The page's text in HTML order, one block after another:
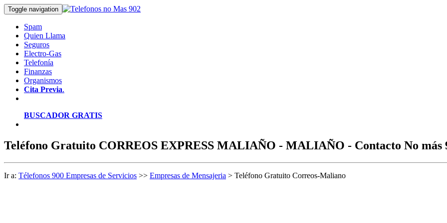
Toggle navigation
Spam
Quien Llama
Seguros
Electro-Gas
Telefonía
Finanzas
Organismos
Cita Previa.
BUSCADOR GRATIS
Teléfono Gratuito CORREOS EXPRESS MALIAÑO - MALIAÑO - Contacto No más
Ir a: Télefonos 900 Empresas de Servicios >> Empresas de Mensajeria > Teléfono Gratuito Correos-Maliano